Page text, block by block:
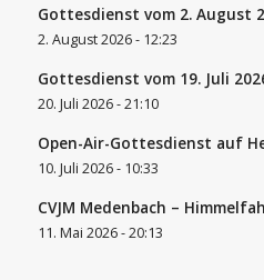
Gottesdienst vom 2. August
2. August 2026 - 12:23
Gottesdienst vom 19. Juli
20. Juli 2026 - 21:10
Open-Air-Gottesdienst auf
10. Juli 2026 - 10:33
CVJM Medenbach –
11. Mai 2026 - 20:13